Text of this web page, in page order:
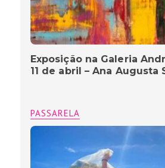
Exposição na Galeria
11 de abril – Ana Augusta
PASSARELA